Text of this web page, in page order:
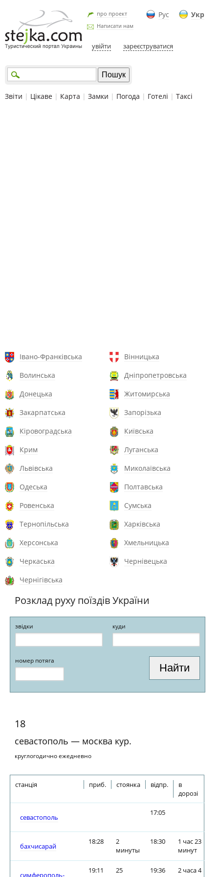
Рус Укр
про проект
Написати нам
увійти зареєструватися
Звіти | Цікаве | Карта | Замки | Погода | Готелі | Таксі
Івано-Франківська
Вінницька
Волинська
Дніпропетровська
Донецька
Житомирська
Закарпатська
Запорізька
Кіровоградська
Київська
Крим
Луганська
Львівська
Миколаївська
Одеська
Полтавська
Ровенська
Сумська
Тернопільська
Харківська
Херсонська
Хмельницька
Черкаська
Чернівецька
Чернігівська
Розклад руху поїздів України
звідки куди
номер потяга
18
севастополь — москва кур.
круглогодично ежедневно
станція приб. стоянка відпр.
в
дорозі
севастополь
17:05
бахчисарай
18:28
2
минуты
18:30
1 час 23
минут
симферополь-
19:11
25
19:36
2 часа 4